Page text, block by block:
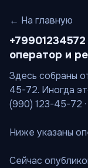
← На главную
оператор и
Здесь собраны
45-72. Иногда
(990) 123-45-72
Ниже указаны
Сейчас